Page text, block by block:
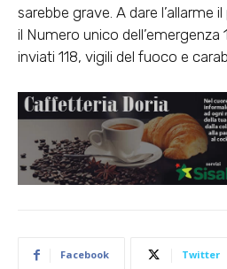
sarebbe grave. A dare l’allarme
il Numero unico dell’emergenza
inviati 118, vigili del fuoco e
Facebook Twitter